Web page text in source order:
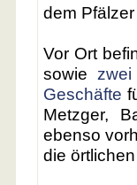
dem
Vor Ort
sowie
Geschäfte
Metzger,
ebenso
die